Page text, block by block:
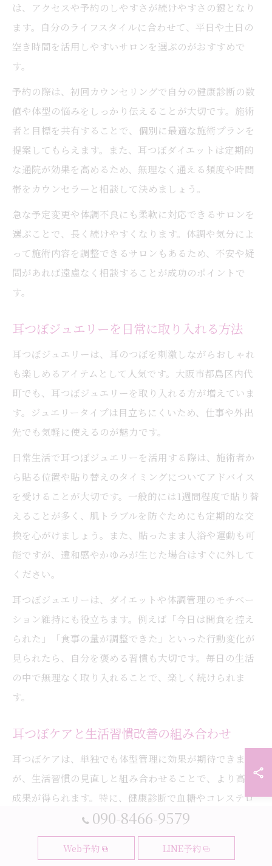
は、アクセスや予約のしやすさが続けやすさの鍵となり
ます。自分のライフスタイルに合わせて、平日や土日の
空き時間を活用しやすいサロンを選ぶのがおすすめで
す。
予約の際は、初回カウンセリングで自分の健康診断の数
値や体型の悩みをしっかり伝えることが大切です。施術
者と目標を共有することで、個別に最適な施術プランを
提案してもらえます。また、耳つぼダイエットは定期的
な通院が効果を高めるため、無理なく通える頻度や時間
帯をカウンセラーと相談して決めましょう。
急な予定変更や体調不良にも柔軟に対応できるサロンを
選ぶことで、長く続けやすくなります。体調や気分によ
って施術内容を調整できるサロンもあるため、不安や疑
問があれば遠慮なく相談することが成功のポイントで
す。
耳つぼジュエリーを日常に取り入れる方法
耳つぼジュエリーは、耳のつぼを刺激しながらおしゃれ
も楽しめるアイテムとして人気です。大阪市都島区内代
町でも、耳つぼジュエリーを取り入れる方が増えていま
す。ジュエリータイプは目立ちにくいため、仕事や外出
先でも気軽に使えるのが魅力です。
日常生活で耳つぼジュエリーを活用する際は、施術者か
ら貼る位置や貼り替えのタイミングについてアドバイス
を受けることが大切です。一般的には1週間程度で貼り替
えることが多く、肌トラブルを防ぐためにも定期的な交
換を心がけましょう。また、貼ったまま入浴や運動も可
能ですが、違和感やかゆみが生じた場合はすぐに外して
ください。
耳つぼジュエリーは、ダイエットや体調管理のモチベー
ション維持にも役立ちます。例えば「今日は間食を控え
られた」「食事の量が調整できた」といった行動変化が
見られたら、自分を褒める習慣も大切です。毎日の生活
の中で無理なく取り入れることで、楽しく続けられま
す。
耳つぼケアと生活習慣改善の組み合わせ
耳つぼケアは、単独でも体型管理に効果が期待できます
が、生活習慣の見直しと組み合わせることで、より高い
成果が得られます。特に、健康診断で血糖やコレステロ
ール値の変化が気になる方は、食事や運動の習慣も意識
してみましょう。
例えば、耳つぼの施術を受けた後は「食事のバランスを
090-8466-9579
Web予約 LINE予約